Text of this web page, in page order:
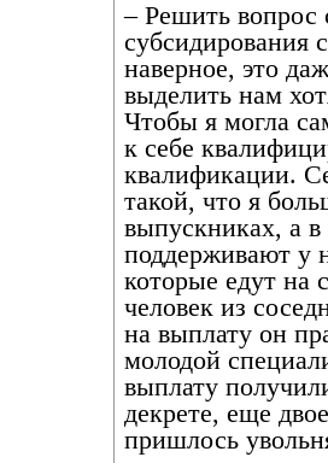
– Решить вопрос
субсидирования
наверное, это
выделить нам
Чтобы я могла
к себе
квалификации.
такой, что я
выпускниках, а
поддерживают у
которые едут на
человек из
на выплату он
молодой
выплату
декрете, еще
пришлось